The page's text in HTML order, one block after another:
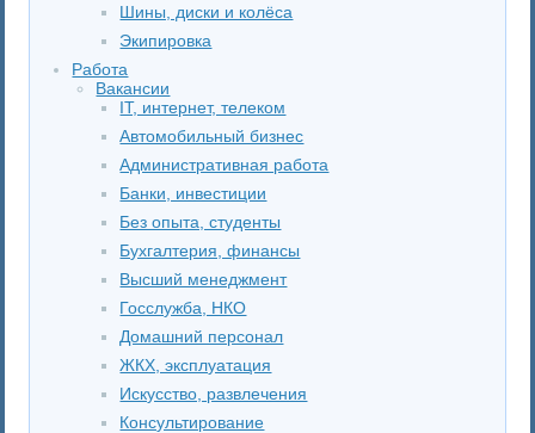
Шины, диски и колёса
Экипировка
Работа
Вакансии
IT, интернет, телеком
Автомобильный бизнес
Административная работа
Банки, инвестиции
Без опыта, студенты
Бухгалтерия, финансы
Высший менеджмент
Госслужба, НКО
Домашний персонал
ЖКХ, эксплуатация
Искусство, развлечения
Консультирование